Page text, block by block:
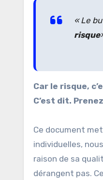
« Le
risque
Car le risque,
C’est dit.
Ce document
individuelles,
raison de sa
dérangent pas.